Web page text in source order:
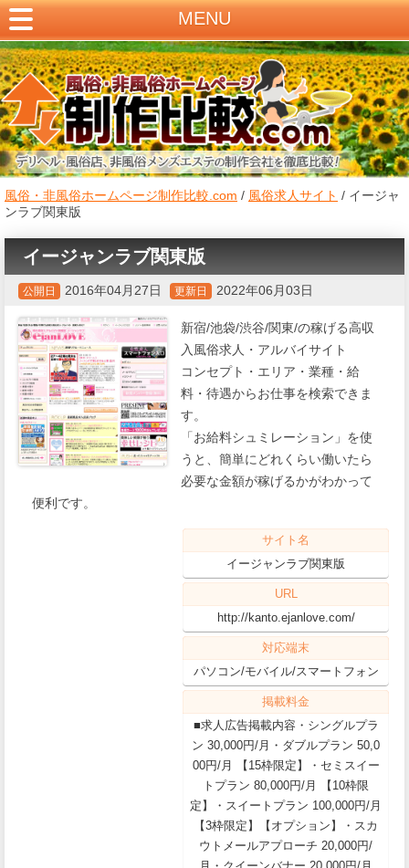
MENU
風俗・非風俗ホームページ制作比較.com / 風俗求人サイト / イージャ
ンラブ関東版
イージャンラブ関東版
公開日 2016年04月27日 更新日 2022年06月03日
新宿/池袋/渋谷/関東/の稼げる高収
入風俗求人・アルバイサイト
コンセプト・エリア・業種・給
料・待遇からお仕事を検索できま
す。
「お給料シュミレーション」を使
うと、簡単にどれくらい働いたら
必要な金額が稼げるかがわかって
便利です。
サイト名
イージャンラブ関東版
URL
http://kanto.ejanlove.com/
対応端末
パソコン/モバイル/スマートフォン
掲載料金
■求人広告掲載内容・シングルプラ
ン 30,000円/月・ダブルプラン 50,0
00円/月 【15枠限定】・セミスイー
トプラン 80,000円/月 【10枠限
定】・スイートプラン 100,000円/月
【3枠限定】【オプション】・スカ
ウトメールアプローチ 20,000円/